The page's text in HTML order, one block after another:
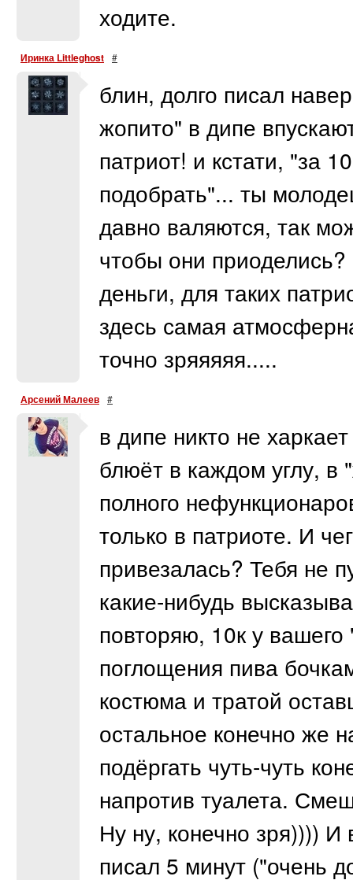
ходите.
Иринка Littleghost #
блин, долго писал
жопито" в дипе
патриот! и кстати, "за
подобрать"... ты
давно валяются, так
чтобы они
деньги, для таких
здесь самая
точно зряяяяя.....
Арсений Малеев #
в дипе никто не
блюёт в каждом углу, в
полного
только в патриоте. И
привезалась? Тебя не
какие-нибудь
повторяю, 10к у
поглощения пива
костюма и тратой
остальное конечно же
подёргать чуть-чуть
напротив туалета.
Ну ну, конечно зря))))
писал 5 минут ("очень